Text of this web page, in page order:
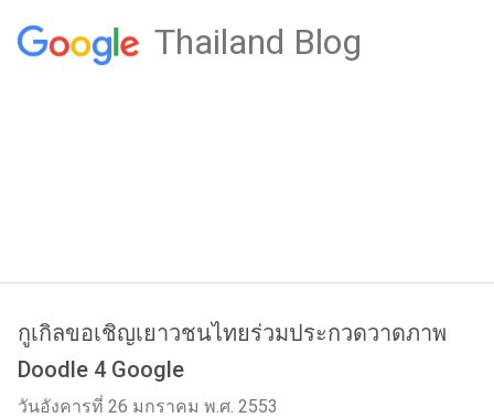
Thailand Blog
กูเกิลขอเชิญเยาวชนไทยร่วมประกวดวาดภาพ
Doodle 4 Google
วันอังคารที่ 26 มกราคม พ.ศ. 2553